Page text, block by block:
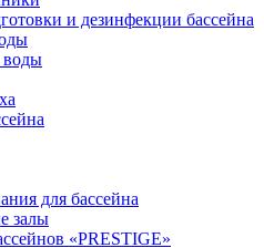
и дезинфекции бассейна
воды
для бассейна
залы
«PRESTIGE»